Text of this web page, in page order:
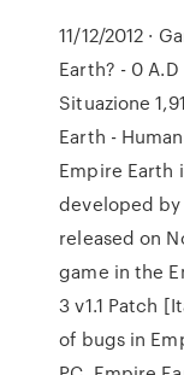
11/12/2012 ·
Earth? - 0
Situazione
Earth -
Empire Earth
developed by
released on
game in the
3 v1.1 Patch
of bugs in